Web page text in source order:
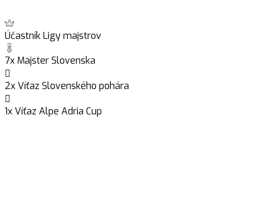
Účastník Ligy majstrov
7x Majster Slovenska
2x Víťaz Slovenského pohára
1x Víťaz Alpe Adria Cup